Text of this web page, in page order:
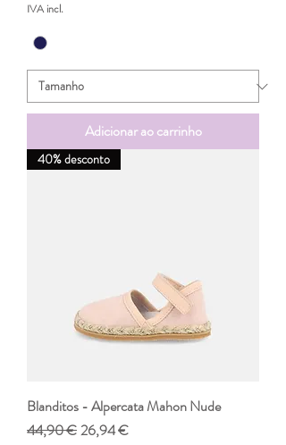
IVA incl.
Adicionar ao carrinho
40% desconto
Blanditos - Alpercata Mahon Nude
Preço normal
44,90 €Preço promocional
26,94 €